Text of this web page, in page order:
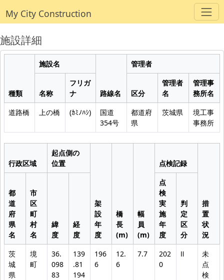
My City Construction
施設詳細
種類
施設名
路線名
管理者
名称
フリガ
ナ
区分
管理者
名
管理事
務所名
道路橋
上の橋 (ｶﾐﾉﾊｼ)
国道
354号
都道府
県
茨城県
境工事
事務所
行政区域
起点側の
位置
架
設
年
度
橋
長
(m)
幅
員
(m)
点検記録
措
置
状
況
都
道
府
県
名
市
区
町
村
名
緯
度
経
度
点
検
実
施
年
度
判
定
区
分
茨
城
県
境
町
36.
098
83
139
.81
194
196
6
12.
6
7.7
202
0
Ⅱ
未
点
検